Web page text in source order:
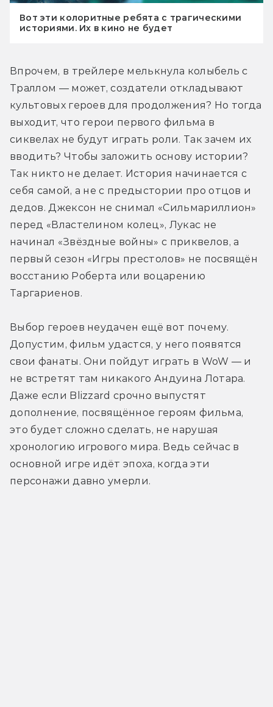
Вот эти колоритные ребята с трагическими
историями. Их в кино не будет
Впрочем, в трейлере мелькнула колыбель с
Траллом — может, создатели откладывают
культовых героев для продолжения? Но тогда
выходит, что герои первого фильма в
сиквелах не будут играть роли. Так зачем их
вводить? Чтобы заложить основу истории?
Так никто не делает. История начинается с
себя самой, а не с предыстории про отцов и
дедов. Джексон не снимал «Сильмариллион»
перед «Властелином колец», Лукас не
начинал «Звёздные войны» с приквелов, а
первый сезон «Игры престолов» не посвящён
восстанию Роберта или воцарению
Таргариенов.
Выбор героев неудачен ещё вот почему.
Допустим, фильм удастся, у него появятся
свои фанаты. Они пойдут играть в WoW — и
не встретят там никакого Андуина Лотара.
Даже если Blizzard срочно выпустят
дополнение, посвящённое героям фильма,
это будет сложно сделать, не нарушая
хронологию игрового мира. Ведь сейчас в
основной игре идёт эпоха, когда эти
персонажи давно умерли.